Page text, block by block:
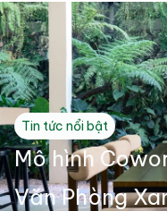
Tin tức nổi bật
Mô hình
Văn Phòng